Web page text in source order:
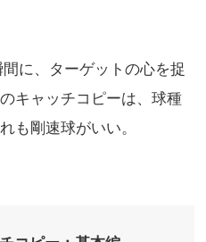
に、ターゲットの心を捉
キャッチコピーは、球種
も剛速球がいい。